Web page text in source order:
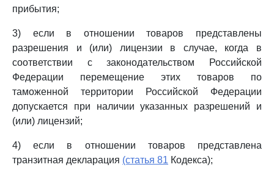
прибытия;
3) если в отношении товаров представлены
разрешения и (или) лицензии в случае, когда в
соответствии с законодательством Российской
Федерации перемещение этих товаров по
таможенной территории Российской Федерации
допускается при наличии указанных разрешений и
(или) лицензий;
4) если в отношении товаров представлена
транзитная декларация (статья 81 Кодекса);